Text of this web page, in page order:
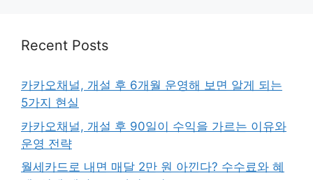
Recent Posts
카카오채널, 개설 후 6개월 운영해 보면 알게 되는
5가지 현실
카카오채널, 개설 후 90일이 수익을 가르는 이유와
운영 전략
월세카드로 내면 매달 2만 원 아낀다? 수수료와 혜